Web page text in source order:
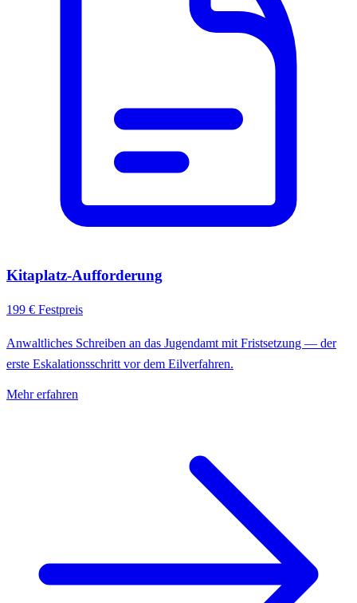
Kitaplatz-Aufforderung
199 € Festpreis
Anwaltliches Schreiben an das Jugendamt mit Fristsetzung — der
erste Eskalationsschritt vor dem Eilverfahren.
Mehr erfahren